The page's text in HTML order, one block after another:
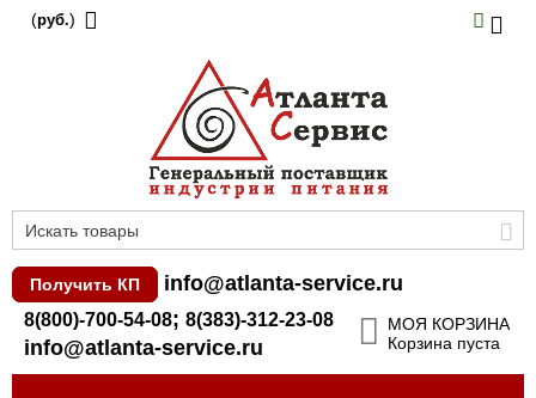
(руб.)
Получить КП info@atlanta-service.ru
8(800)-700-54-08; 8(383)-312-23-08
info@atlanta-service.ru
МОЯ КОРЗИНА
Корзина пуста